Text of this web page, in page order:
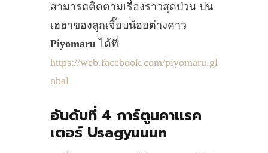
สามารถติดตามเรื่องราวสุดป่วน ปน
เฮฮาของลูกเจี๊ยบน้อยต่างดาว
Piyomaru ได้ที่
https://web.facebook.com/piyomaru.gl
obal
อันดับที่ 4 การ์ตูนคาเเรค
เตอร์ Usagyuuun